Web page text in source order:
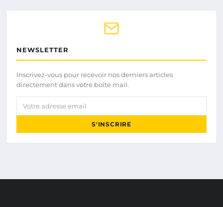
NEWSLETTER
Inscrivez-vous pour recevoir nos derniers articles
directement dans votre boîte mail.
Votre adresse email
S'INSCRIRE